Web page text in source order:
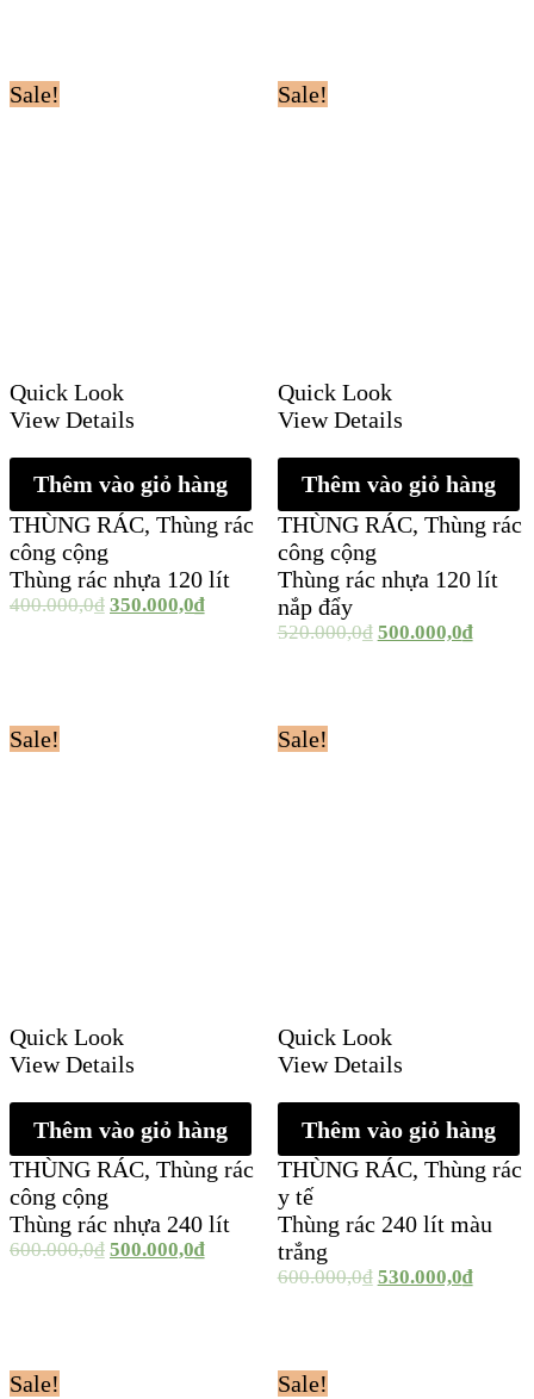
Sale!
Quick Look
View Details
Thêm vào giỏ hàng
THÙNG RÁC, Thùng rác
công cộng
Thùng rác nhựa 120 lít
400.000,0₫ 350.000,0₫
Sale!
Quick Look
View Details
Thêm vào giỏ hàng
THÙNG RÁC, Thùng rác
công cộng
Thùng rác nhựa 120 lít
nắp đẩy
520.000,0₫ 500.000,0₫
Sale!
Quick Look
View Details
Thêm vào giỏ hàng
THÙNG RÁC, Thùng rác
công cộng
Thùng rác nhựa 240 lít
600.000,0₫ 500.000,0₫
Sale!
Quick Look
View Details
Thêm vào giỏ hàng
THÙNG RÁC, Thùng rác
y tế
Thùng rác 240 lít màu
trắng
600.000,0₫ 530.000,0₫
Sale! Sale!